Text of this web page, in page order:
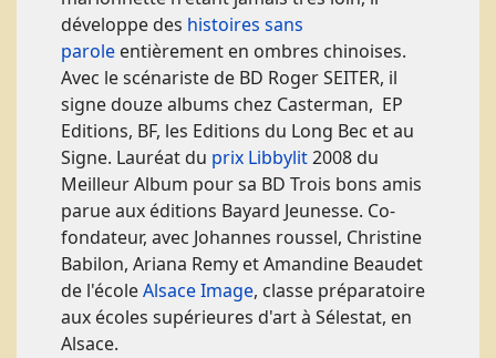
développe des histoires sans
parole entièrement en ombres chinoises.
Avec le scénariste de BD Roger SEITER, il
signe douze albums chez Casterman, EP
Editions, BF, les Editions du Long Bec et au
Signe. Lauréat du prix Libbylit2008 du
Meilleur Album pour sa BD Trois bons amis
parue aux éditions Bayard Jeunesse. Co-
fondateur, avec Johannes roussel, Christine
Babilon, Ariana Remy et Amandine Beaudet
de l'écoleAlsace Image, classe préparatoire
aux écoles supérieures d'art à Sélestat, en
Alsace.